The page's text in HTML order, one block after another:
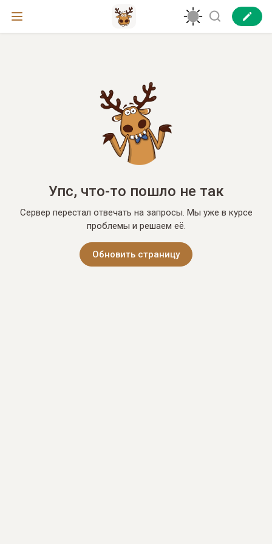
Упс, что-то пошло не так
Сервер перестал отвечать на запросы. Мы уже в курсе
проблемы и решаем её.
Обновить страницу